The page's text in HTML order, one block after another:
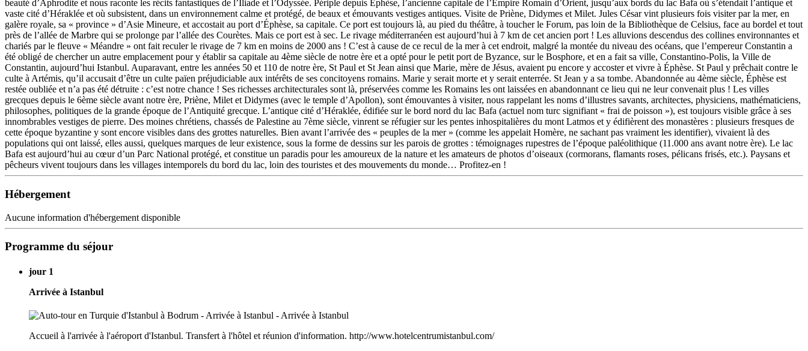
beauté d’Aphrodite et nous raconte les récits fantastiques de l’Iliade et l’Odyssée. Périple depuis Éphèse, l’ancienne capitale de l’Empire Romain d’Orient, jusqu’aux bords du lac Bafa où s’étendait l’antique et
vaste cité d’Héraklée et où subsistent, dans un environnement calme et protégé, de beaux et émouvants vestiges antiques. Visite de Priène, Didymes et Milet. Jules César vint plusieurs fois visiter par la mer, en
galère royale, sa « province » d’Asie Mineure, et accostait au port d’Éphèse, sa capitale. Ce port est toujours là, au pied du théâtre, à toucher le Forum, pas loin de la Bibliothèque de Celsius, face au bordel et tout
près de l’allée de Marbre qui se prolonge par l’allée des Courètes. Mais ce port est à sec. Le rivage méditerranéen est aujourd’hui à 7 km de cet ancien port ! Les alluvions descendus des collines environnantes et
chariés par le fleuve « Méandre » ont fait reculer le rivage de 7 km en moins de 2000 ans ! C’est à cause de ce recul de la mer à cet endroit, malgré la montée du niveau des océans, que l’empereur Constantin a
été obligé de chercher un autre emplacement pour y établir sa capitale au 4ème siècle de notre ère et a opté pour le petit port de Byzance, sur le Bosphore, et en a fait sa ville, Constantino-Polis, la Ville de
Constantin, aujourd’hui Istanbul. Auparavant, entre les années 50 et 110 de notre ère, St Paul et St Jean ainsi que Marie, mère de Jésus, avaient pu encore y accoster et vivre à Éphèse. St Paul y prêchait contre le
culte à Artémis, qu’il accusait d’être un culte païen préjudiciable aux intérêts de ses concitoyens romains. Marie y serait morte et y serait enterrée. St Jean y a sa tombe. Abandonnée au 4ème siècle, Éphèse est
restée oubliée et n’a pas été détruite : c’est notre chance ! Ses richesses architecturales sont là, préservées comme les Romains les ont laissées en abandonnant ce lieu qui ne leur convenait plus ! Les villes
grecques depuis le 6ème siècle avant notre ère, Priène, Milet et Didymes (avec le temple d’Apollon), sont émouvantes à visiter, nous rappelant les noms d’illustres savants, architectes, physiciens, mathématiciens,
philosophes, politiques de la grande époque de l’Antiquité grecque. L’antique cité d’Héraklée, édifiée sur le bord nord du lac Bafa (actuel nom turc signifiant « frai de poisson »), est toujours visible grâce à ses
innombrables vestiges de pierre. Des moines chrétiens, chassés de Palestine au 7ème siècle, vinrent se réfugier sur les pentes inhospitalières du mont Latmos et y édifièrent des monastères : plusieurs fresques de
cette époque byzantine y sont encore visibles dans des grottes naturelles. Bien avant l’arrivée des « peuples de la mer » (comme les appelait Homère, ne sachant pas vraiment les identifier), vivaient là des
populations qui ont laissé, elles aussi, quelques marques de leur existence, sous la forme de dessins sur les parois de grottes : témoignages rupestres de l’époque paléolithique (11.000 ans avant notre ère). Le lac
Bafa est aujourd’hui au cœur d’un Parc National protégé, et constitue un paradis pour les amoureux de la nature et les amateurs de photos d’oiseaux (cormorans, flamants roses, pélicans frisés, etc.). Paysans et
pêcheurs vivent toujours dans les villages intemporels du bord du lac, loin des touristes et des mouvements du monde… Profitez-en !
Hébergement
Aucune information d'hébergement disponible
Programme du séjour
jour 1
Arrivée à Istanbul
Accueil à l'arrivée à l'aéroport d'Istanbul. Transfert à l'hôtel et réunion d'information. http://www.hotelcentrumistanbul.com/